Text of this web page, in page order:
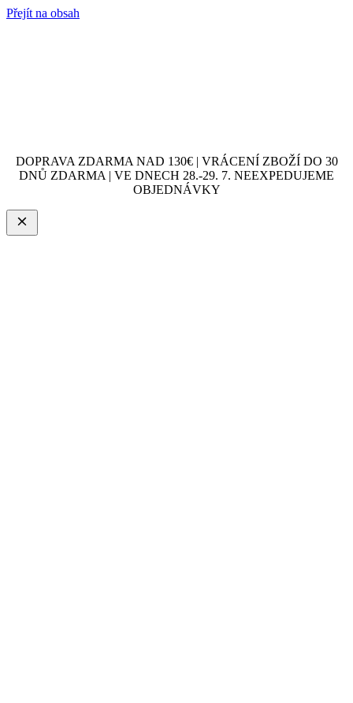
Přejít na obsah
DOPRAVA ZDARMA NAD 130€ | VRÁCENÍ ZBOŽÍ DO 30
DNŮ ZDARMA | VE DNECH 28.-29. 7. NEEXPEDUJEME
OBJEDNÁVKY